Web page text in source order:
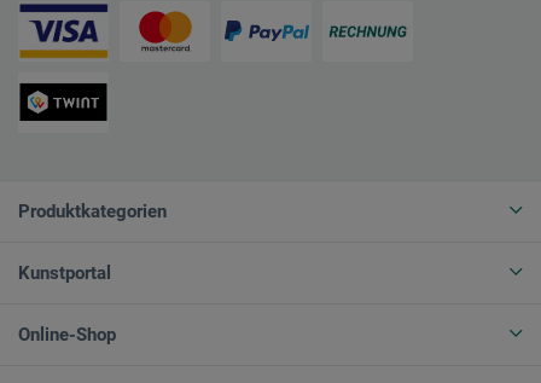
Produktkategorien
Kunstportal
Online-Shop